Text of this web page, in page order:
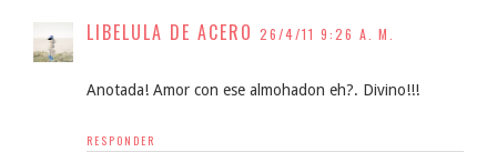
LIBELULA DE ACERO 26/4/11 9:26 A. M.
Anotada! Amor con ese almohadon eh?. Divino!!!
RESPONDER